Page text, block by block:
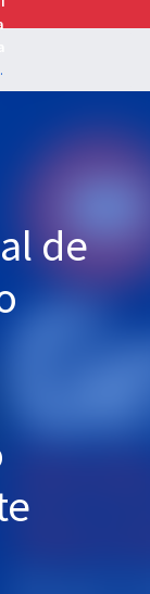
Administrativo
de